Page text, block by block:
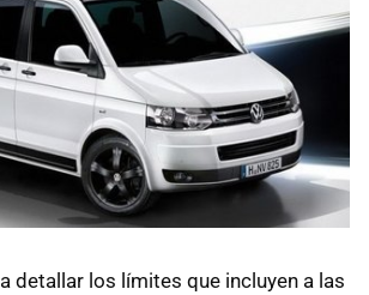
detallar los límites que incluyen a las